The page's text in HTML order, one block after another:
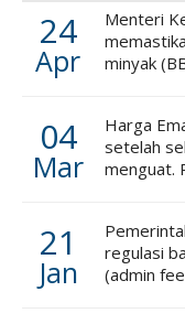
24
Apr
Menteri
minyak
04
Mar
Harga
setelah
menguat.
21
Jan
regulasi
(admin